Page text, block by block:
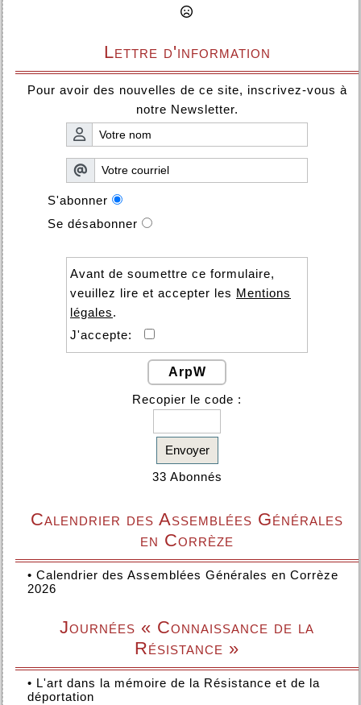
Lettre d'information
Pour avoir des nouvelles de ce site, inscrivez-vous à
notre Newsletter.
S'abonner
Se désabonner
Avant de soumettre ce formulaire,
veuillez lire et accepter les Mentions
légales.
J'accepte:
ArpW
Recopier le code :
Envoyer
33 Abonnés
Calendrier des Assemblées Générales
en Corrèze
• Calendrier des Assemblées Générales en Corrèze
2026
Journées « Connaissance de la
Résistance »
• L'art dans la mémoire de la Résistance et de la
déportation